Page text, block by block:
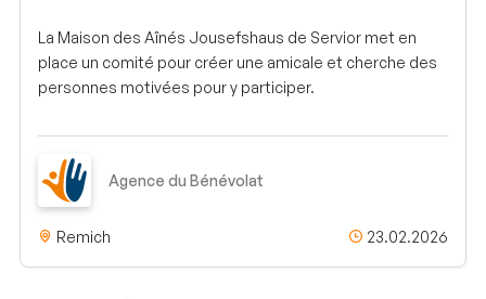
La Maison des Aînés Jousefshaus de Servior met en
place un comité pour créer une amicale et cherche des
personnes motivées pour y participer.
Agence du Bénévolat
Remich 23.02.2026